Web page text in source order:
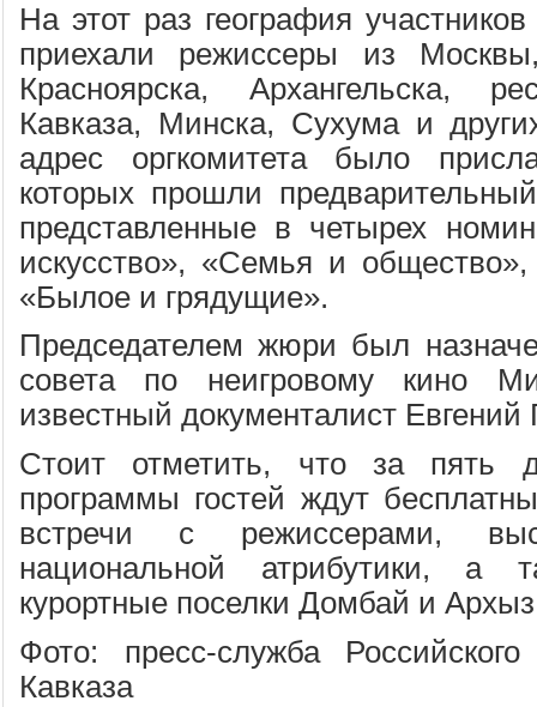
На этот раз география
приехали режиссеры из Москвы,
Красноярска, Архангельска,
Кавказа, Минска, Сухума и
адрес оргкомитета было
которых прошли
представленные в четырех
искусство», «Семья и
«Былое и грядущие».
Председателем жюри был
совета по неигровому кино
известный документалист Евгений
Стоит отметить, что за пять
программы гостей ждут
встречи с режиссерами,
национальной атрибутики, а
курортные поселки Домбай и
Фото: пресс-служба Российского
Кавказа